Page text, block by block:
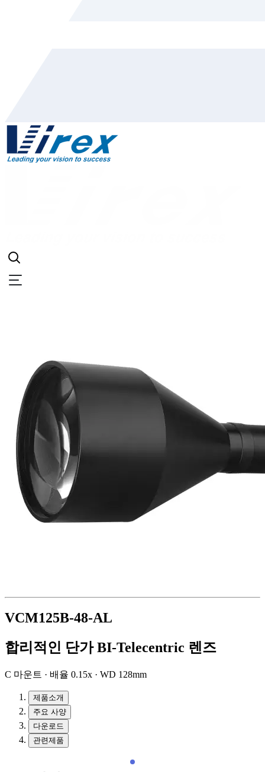
VCM125B-48-AL
합리적인 단가 BI-Telecentric 렌즈
C 마운트 · 배율 0.15x · WD 128mm
제품소개
주요 사양
다운로드
관련제품